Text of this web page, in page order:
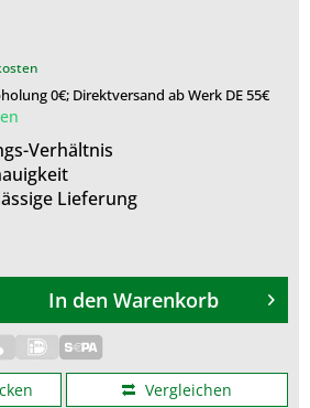
0€; Direktversand ab Werk DE 55€
Verhältnis
Lieferung
In den Warenkorb
Vergleichen